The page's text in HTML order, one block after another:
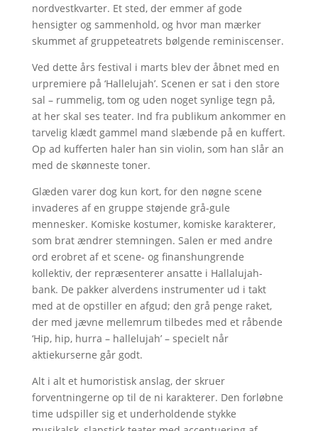
nordvestkvarter. Et sted, der emmer af gode
hensigter og sammenhold, og hvor man mærker
skummet af gruppeteatrets bølgende reminiscenser.
Ved dette års festival i marts blev der åbnet med en
urpremiere på ‘Hallelujah’. Scenen er sat i den store
sal – rummelig, tom og uden noget synlige tegn på,
at her skal ses teater. Ind fra publikum ankommer en
tarvelig klædt gammel mand slæbende på en kuffert.
Op ad kufferten haler han sin violin, som han slår an
med de skønneste toner.
Glæden varer dog kun kort, for den nøgne scene
invaderes af en gruppe støjende grå-gule
mennesker. Komiske kostumer, komiske karakterer,
som brat ændrer stemningen. Salen er med andre
ord erobret af et scene- og finanshungrende
kollektiv, der repræsenterer ansatte i Hallalujah-
bank. De pakker alverdens instrumenter ud i takt
med at de opstiller en afgud; den grå penge raket,
der med jævne mellemrum tilbedes med et råbende
‘Hip, hip, hurra – hallelujah’ – specielt når
aktiekurserne går godt.
Alt i alt et humoristisk anslag, der skruer
forventningerne op til de ni karakterer. Den forløbne
time udspiller sig et underholdende stykke